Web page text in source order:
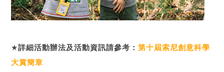
★詳細活動辦法及活動資訊請參考：第十屆索尼創意科學
大賞簡章